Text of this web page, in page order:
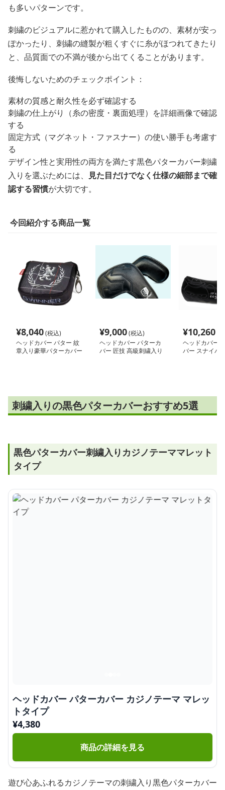
も多いパターンです。
刺繍のビジュアルに惹かれて購入したものの、素材が安っ
ぽかったり、刺繍の縫製が粗くすぐに糸がほつれてきたり
と、品質面での不満が後から出てくることがあります。
後悔しないためのチェックポイント：
素材の質感と耐久性を必ず確認する
刺繍の仕上がり（糸の密度・裏面処理）を詳細画像で確認
する
固定方式（マグネット・ファスナー）の使い勝手も考慮す
る
デザイン性と実用性の両方を満たす黒色パターカバー刺繍
入りを選ぶためには、
見た目だけでなく仕様の細部まで確
認する習慣が大切です。
今回紹介する商品一覧
¥8,040(税込)
ヘッドカバー パター 紋
章入り豪華パターカバー
¥9,000(税込)
ヘッドカバー パターカ
バー 匠技 高級刺繍入り
¥10,260
ヘッドカバー
バー スナイパ
刺繍入りの黒色パターカバーおすすめ5選
黒色パターカバー刺繍入りカジノテーママレット
タイプ
ヘッドカバー パターカバー カジノテーマ マレッ
トタイプ
¥4,380
商品の詳細を見る
遊び心あふれるカジノテーマの刺繍入り黒色パターカバー